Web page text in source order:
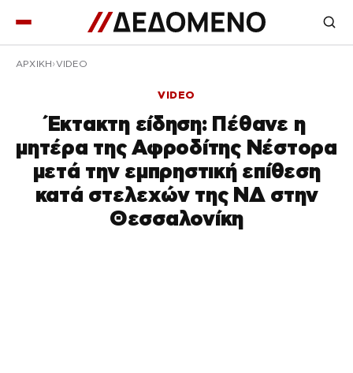
ΑΡΧΙΚΉ VIDEO
VIDEO
Έκτακτη είδηση: Πέθανε η
μητέρα της Αφροδίτης Νέστορα
μετά την εμπρηστική επίθεση
κατά στελεχών της ΝΔ στην
Θεσσαλονίκη